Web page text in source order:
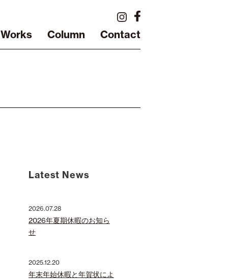
Works Column Contact
Latest News
2026.07.28
2026年夏期休暇のお知ら
せ
2025.12.20
年末年始休暇と年賀状によ